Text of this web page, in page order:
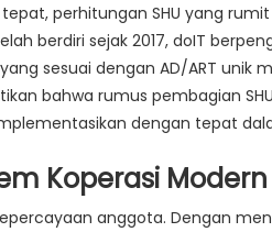
perhitungan SHU yang
berdiri sejak 2017, doIT
sesuai dengan AD/ART unik
bahwa rumus pembagian
dengan tepat
Koperasi Modern
anggota. Dengan